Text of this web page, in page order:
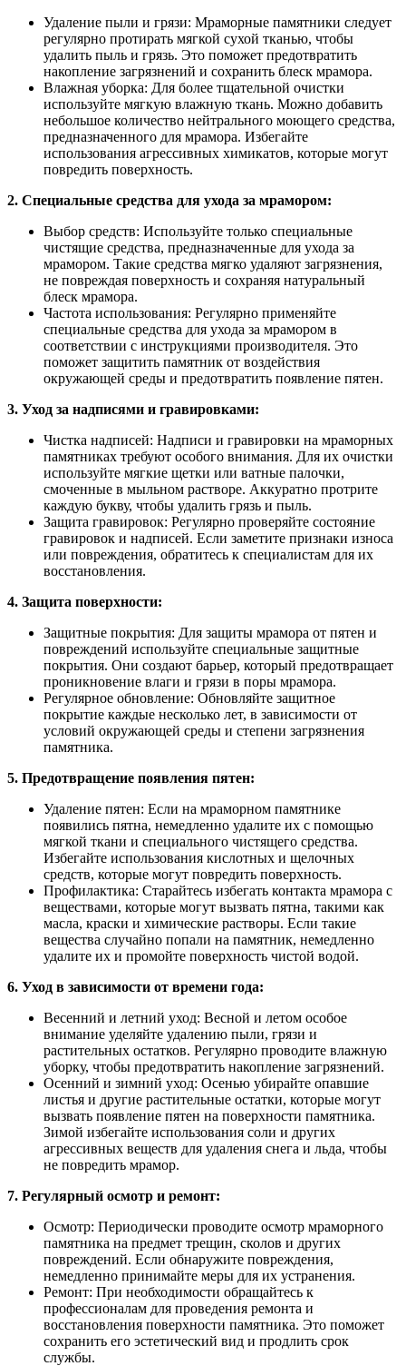
Удаление пыли и грязи: Мраморные памятники следует
регулярно протирать мягкой сухой тканью, чтобы
удалить пыль и грязь. Это поможет предотвратить
накопление загрязнений и сохранить блеск мрамора.
Влажная уборка: Для более тщательной очистки
используйте мягкую влажную ткань. Можно добавить
небольшое количество нейтрального моющего средства,
предназначенного для мрамора. Избегайте
использования агрессивных химикатов, которые могут
повредить поверхность.
2. Специальные средства для ухода за мрамором:
Выбор средств: Используйте только специальные
чистящие средства, предназначенные для ухода за
мрамором. Такие средства мягко удаляют загрязнения,
не повреждая поверхность и сохраняя натуральный
блеск мрамора.
Частота использования: Регулярно применяйте
специальные средства для ухода за мрамором в
соответствии с инструкциями производителя. Это
поможет защитить памятник от воздействия
окружающей среды и предотвратить появление пятен.
3. Уход за надписями и гравировками:
Чистка надписей: Надписи и гравировки на мраморных
памятниках требуют особого внимания. Для их очистки
используйте мягкие щетки или ватные палочки,
смоченные в мыльном растворе. Аккуратно протрите
каждую букву, чтобы удалить грязь и пыль.
Защита гравировок: Регулярно проверяйте состояние
гравировок и надписей. Если заметите признаки износа
или повреждения, обратитесь к специалистам для их
восстановления.
4. Защита поверхности:
Защитные покрытия: Для защиты мрамора от пятен и
повреждений используйте специальные защитные
покрытия. Они создают барьер, который предотвращает
проникновение влаги и грязи в поры мрамора.
Регулярное обновление: Обновляйте защитное
покрытие каждые несколько лет, в зависимости от
условий окружающей среды и степени загрязнения
памятника.
5. Предотвращение появления пятен:
Удаление пятен: Если на мраморном памятнике
появились пятна, немедленно удалите их с помощью
мягкой ткани и специального чистящего средства.
Избегайте использования кислотных и щелочных
средств, которые могут повредить поверхность.
Профилактика: Старайтесь избегать контакта мрамора с
веществами, которые могут вызвать пятна, такими как
масла, краски и химические растворы. Если такие
вещества случайно попали на памятник, немедленно
удалите их и промойте поверхность чистой водой.
6. Уход в зависимости от времени года:
Весенний и летний уход: Весной и летом особое
внимание уделяйте удалению пыли, грязи и
растительных остатков. Регулярно проводите влажную
уборку, чтобы предотвратить накопление загрязнений.
Осенний и зимний уход: Осенью убирайте опавшие
листья и другие растительные остатки, которые могут
вызвать появление пятен на поверхности памятника.
Зимой избегайте использования соли и других
агрессивных веществ для удаления снега и льда, чтобы
не повредить мрамор.
7. Регулярный осмотр и ремонт:
Осмотр: Периодически проводите осмотр мраморного
памятника на предмет трещин, сколов и других
повреждений. Если обнаружите повреждения,
немедленно принимайте меры для их устранения.
Ремонт: При необходимости обращайтесь к
профессионалам для проведения ремонта и
восстановления поверхности памятника. Это поможет
сохранить его эстетический вид и продлить срок
службы.